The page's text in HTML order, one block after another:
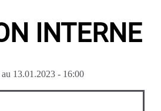
INTERNE
au 13.01.2023 - 16:00